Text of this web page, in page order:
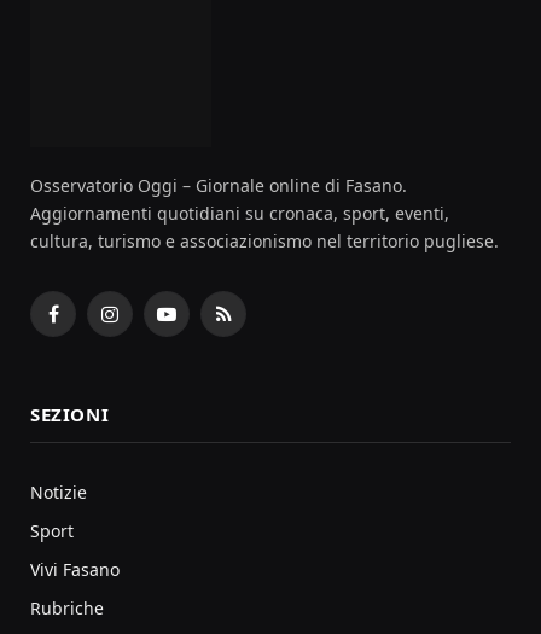
Osservatorio Oggi – Giornale online di Fasano.
Aggiornamenti quotidiani su cronaca, sport, eventi,
cultura, turismo e associazionismo nel territorio pugliese.
FacebookInstagramYouTubeRSS
SEZIONI
Notizie
Sport
Vivi Fasano
Rubriche